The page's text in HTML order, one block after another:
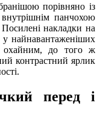
порівняно із
панчохою
накладки на
у найнавантаженіших
охайним, до того ж
контрастний ярлик
перед і